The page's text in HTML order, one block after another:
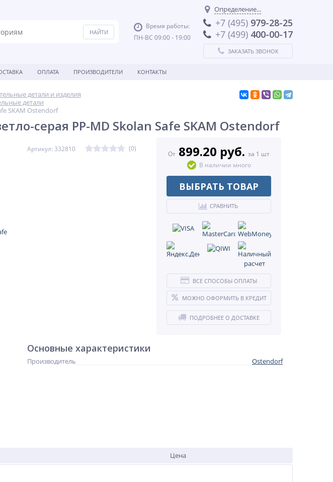
Время работы:
ПН-ВС 09:00 - 19:00
Определение...
+7 (495) 979-28-25
+7 (499) 400-00-17
ЗАКАЗАТЬ ЗВОНОК
ОПЛАТА ПРОИЗВОДИТЕЛИ КОНТАКТЫ
детали и изделия
детали
SKAM Ostendorf
серая PP-MD Skolan Safe SKAM Ostendorf
Артикул: 332810 (0)
От 899.20 руб. за 1 шт
В наличии много
ВЫБРАТЬ ТОВАР
СРАВНИТЬ
ВСЕ СПОСОБЫ ОПЛАТЫ
МОЖНО ОФОРМИТЬ В КРЕДИТ
ПОДРОБНЕЕ О ДОСТАВКЕ
Основные характеристики
Производитель Ostendorf
Цена